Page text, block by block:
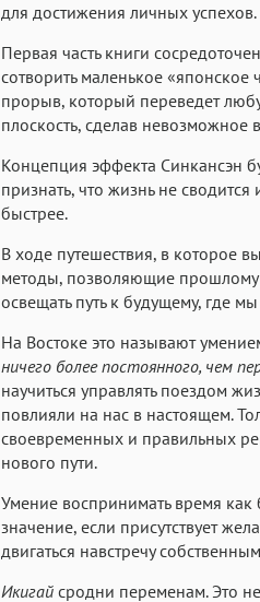
для достижения личных успехов.
Первая часть книги
сотворить маленькое
прорыв, который переведет
плоскость, сделав
Концепция эффекта Синкансэн
признать, что жизнь не
быстрее.
В ходе путешествия, в которое
методы, позволяющие прошлому
освещать путь к будущему, где
На Востоке это называют
ничего более постоянного, чем
научиться управлять поездом
повлияли на нас в настоящем.
своевременных и правильных
нового пути.
Умение воспринимать время
значение, если присутствует
двигаться навстречу
Икигай сродни переменам. Это